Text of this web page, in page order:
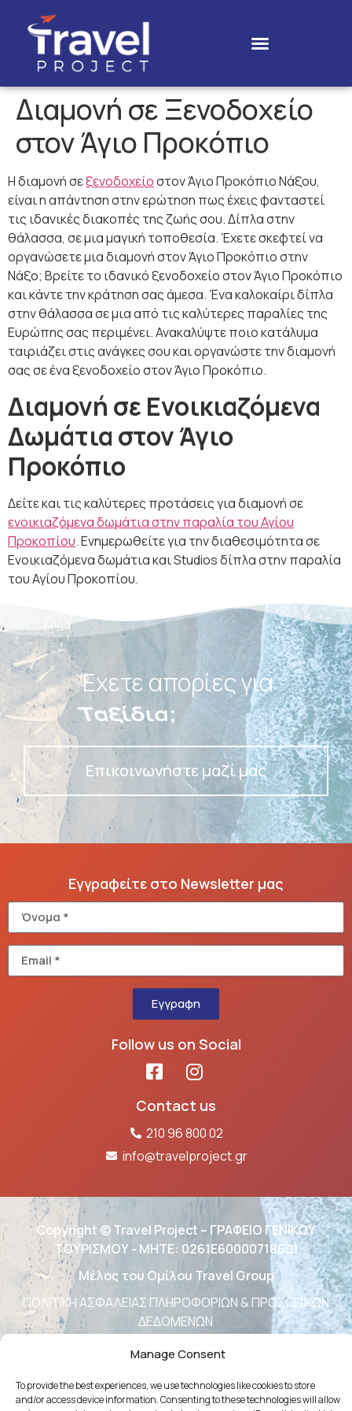
Manage Consent
To provide the best experiences, we use technologies like cookies to store
and/or access device information. Consenting to these technologies will allow
Διαμονή σε Ξενοδοχείο
στον Άγιο Προκόπιο
Η διαμονή σεξενοδοχείοστον Άγιο Προκόπιο Νάξου,
είναι η απάντηση στην ερώτηση πως έχεις φανταστεί
τις ιδανικές διακοπές της ζωής σου. Δίπλα στην
θάλασσα, σε μια μαγική τοποθεσία. Έχετε σκεφτεί να
οργανώσετε μια διαμονή στον Άγιο Προκόπιο στην
Νάξο; Βρείτε το ιδανικό ξενοδοχείο στον Άγιο Προκόπιο
και κάντε την κράτηση σας άμεσα. Ένα καλοκαίρι δίπλα
στην θάλασσα σε μια από τις καλύτερες παραλίες της
Ευρώπης σας περιμένει. Ανακαλύψτε ποιο κατάλυμα
ταιριάζει στις ανάγκες σου και οργανώστε την διαμονή
σας σε ένα ξενοδοχείο στον Άγιο Προκόπιο.
Διαμονή σε Ενοικιαζόμενα
Δωμάτια στον Άγιο
Προκόπιο
Δείτε και τις καλύτερες προτάσεις για διαμονή σε
ενοικιαζόμενα δωμάτια στην παραλία του Αγίου
Προκοπίου. Ενημερωθείτε για την διαθεσιμότητα σε
Ενοικιαζόμενα δωμάτια και Studios δίπλα στην παραλία
του Αγίου Προκοπίου.
Έχετε απορίες για
Ταξίδια;
Επικοινωνήστε μαζί μας
Εγγραφείτε στο Newsletter μας
Εγγραφη
Follow us on Social
Contact us
210 96 800 02
info@travelproject.gr
Copyright © Travel Project – ΓΡΑΦΕΙΟ ΓΕΝΙΚΟΥ
ΤΟΥΡΙΣΜΟΥ - ΜΗΤΕ: 0261Ε60000718601
Μέλος του Ομίλου Travel Group
ΠΟΛΙΤΙΚΗ ΑΣΦΑΛΕΙΑΣ ΠΛΗΡΟΦΟΡΙΩΝ & ΠΡΟΣΩΠΙΚΩΝ
ΔΕΔΟΜΕΝΩΝ
ΔΗΛΩΣΗ ΠΟΛΙΤΙΚΗΣ ΠΟΙΟΤΗΤΑΣ
Απαγορεύεται η αναδημοσίευση, η αναπαραγωγή, ολική, μερική ή
περιληπτική ή κατά παράφραση ή διασκευή απόδοση του περιεχομένου του